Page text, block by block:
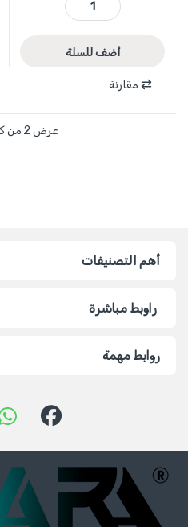
WAB15401 - كور هواء 400 واط WADFOW quantity
أضف للسلة
مقارنة
عرض ⁦2⁩ من كل النتائج
أهم التصنيفات
راوبط مباشرة
روابط مهمة